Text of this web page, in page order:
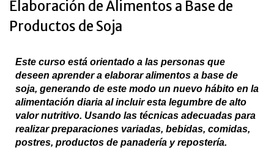
Elaboración de Alimentos a Base de
Productos de Soja
Este curso está orientado a las personas que
deseen aprender a elaborar alimentos a base de
soja, generando de este modo un nuevo hábito en la
alimentación diaria al incluir esta legumbre de alto
valor nutritivo. Usando las técnicas adecuadas para
realizar preparaciones variadas, bebidas, comidas,
postres, productos de panadería y repostería.